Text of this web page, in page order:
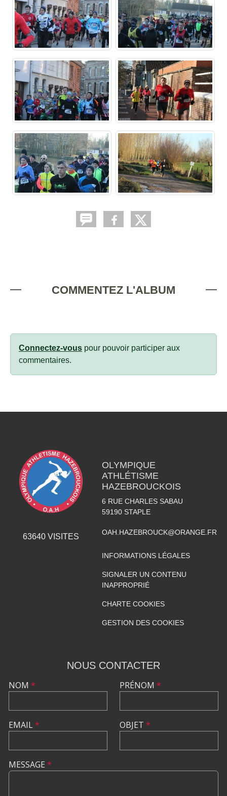
COMMENTEZ L'ALBUM
Connectez-vous pour pouvoir participer aux
commentaires.
63640VISITES
OLYMPIQUE
ATHLÉTISME
HAZEBROUCKOIS
6 RUE CHARLES SABAU
59190 STAPLE
OAH.HAZEBROUCK@ORANGE.FR
INFORMATIONS LÉGALES
SIGNALER UN CONTENU
INAPPROPRIÉ
CHARTE COOKIES
GESTION DES COOKIES
NOUS CONTACTER
NOM *
EMAIL*
PRÉNOM *
OBJET *
MESSAGE *